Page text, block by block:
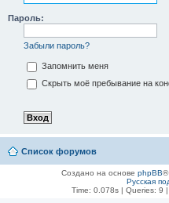
Пароль:
Забыли пароль?
Запомнить меня
Скрыть моё пребывание на
Список форумов
Создано на основе phpBB®
Русская
Time: 0.078s| Queries: 9